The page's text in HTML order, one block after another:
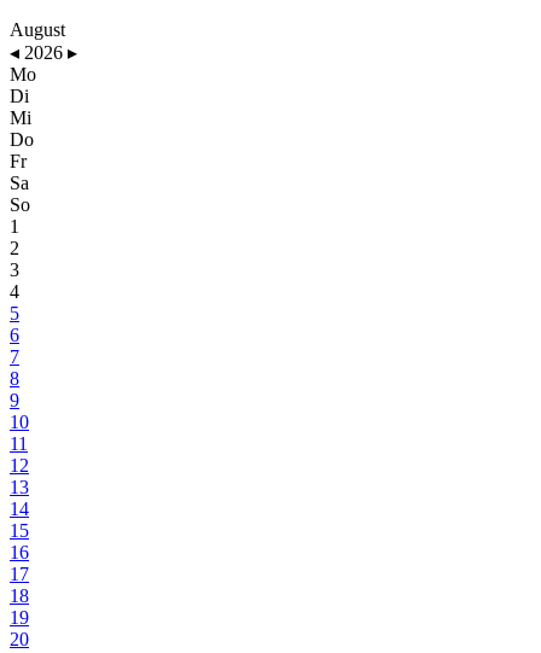
August
◂ 2026 ▸
Mo
Di
Mi
Do
Fr
Sa
So
1
2
3
4
5
6
7
8
9
10
11
12
13
14
15
16
17
18
19
20